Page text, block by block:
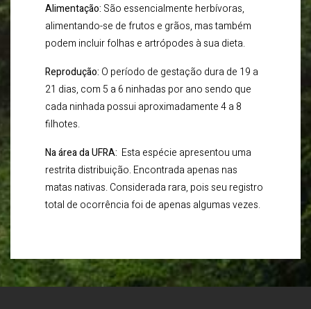
Alimentação: São essencialmente herbívoras,
alimentando-se de frutos e grãos, mas também
podem incluir folhas e artrópodes à sua dieta.
Reprodução: O período de gestação dura de 19 a
21 dias, com 5 a 6 ninhadas por ano sendo que
cada ninhada possui aproximadamente 4 a 8
filhotes.
Na área da UFRA: Esta espécie apresentou uma
restrita distribuição. Encontrada apenas nas
matas nativas. Considerada rara, pois seu registro
total de ocorrência foi de apenas algumas vezes.